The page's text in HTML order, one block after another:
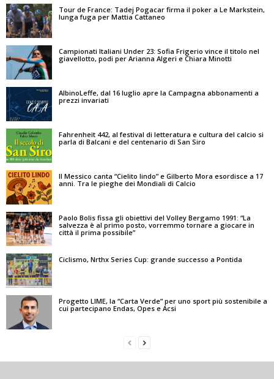
Tour de France: Tadej Pogacar firma il poker a Le Markstein,
lunga fuga per Mattia Cattaneo
Campionati Italiani Under 23: Sofia Frigerio vince il titolo nel
giavellotto, podi per Arianna Algeri e Chiara Minotti
AlbinoLeffe, dal 16 luglio apre la Campagna abbonamenti a
prezzi invariati
Fahrenheit 442, al festival di letteratura e cultura del calcio si
parla di Balcani e del centenario di San Siro
Il Messico canta “Cielito lindo” e Gilberto Mora esordisce a 17
anni. Tra le pieghe dei Mondiali di Calcio
Paolo Bolis fissa gli obiettivi del Volley Bergamo 1991: “La
salvezza è al primo posto, vorremmo tornare a giocare in
città il prima possibile”
Ciclismo, Nrthx Series Cup: grande successo a Pontida
Progetto LIME, la “Carta Verde” per uno sport più sostenibile a
cui partecipano Endas, Opes e Acsi